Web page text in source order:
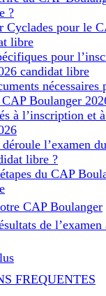
?
Cyclades pour le
libre
pour
candidat libre
CAP Boulanger
à l’inscription et
l’examen
libre ?
du CAP
CAP Boulanger
de
FREQUENTES